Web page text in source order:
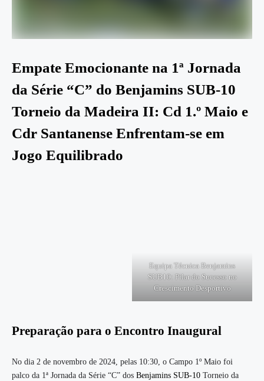
Empate Emocionante na 1ª Jornada
da Série “C” do Benjamins SUB-10
Torneio da Madeira II: Cd 1.º Maio e
Cdr Santanense Enfrentam-se em
Jogo Equilibrado
Equipa Técnica Benjamins
SUB10: Pilar do Sucesso no
Crescimento Desportivo
Preparação para o Encontro Inaugural
No dia 2 de novembro de 2024, pelas 10:30, o Campo 1º Maio foi
palco da 1ª Jornada da Série “C” dos Benjamins SUB-10 Torneio da